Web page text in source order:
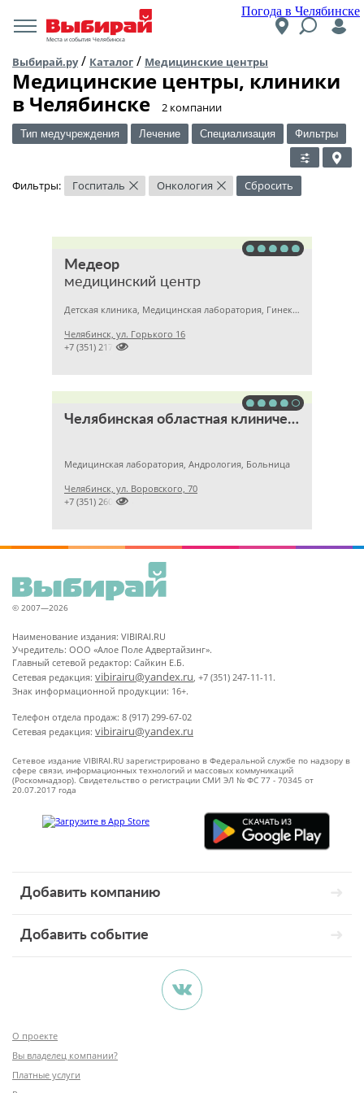
Погода в Челябинске
Места и события Челябинска
Выбирай.ру/ Каталог / Медицинские центры
Медицинские центры, клиники
в Челябинске
​2 компании
Тип медучреждения Лечение Специализация Фильтры
Фильтры: Госпиталь × Онкология × Сбросить
Медеор
медицинский центр
Детская клиника, Медицинская лаборатория, Гинекология
Челябинск, ул. Горького 16

+7 (351) 2172376
Челябинская областная клиническая больница
Медицинская лаборатория, Андрология, Больница
Челябинск, ул. Воровского, 70

+7 (351) 2609824
© 2007—2026
Наименование издания: VIBIRAI.RU
Учредитель: ООО «Алое Поле Адвертайзинг».
Главный сетевой редактор: Сайкин Е.Б.
Сетевая редакция: vibirairu@yandex.ru, +7 (351) 247-11-11.
Знак информационной продукции: 16+.
Телефон отдела продаж: 8 (917) 299-67-02
Сетевая редакция: vibirairu@yandex.ru
Сетевое издание VIBIRAI.RU зарегистрировано в Федеральной службе по надзору в
сфере связи, информационных технологий и массовых коммуникаций
(Роскомнадзор). Свидетельство о регистрации СМИ ЭЛ № ФС 77 - 70345 от
20.07.2017 года
Добавить компанию
Добавить событие
О проекте
Вы владелец компании?
Платные услуги